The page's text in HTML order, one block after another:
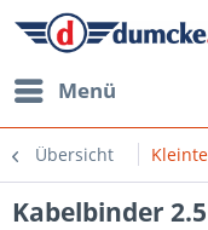
Menü
Übersicht
Kabelbinder